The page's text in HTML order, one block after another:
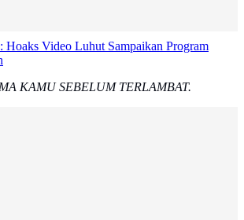
Hoaks Video Luhut Sampaikan Program
KAMU SEBELUM TERLAMBAT.